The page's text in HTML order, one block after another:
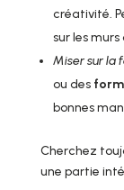
créativité.
sur les
Miser sur la
ou des
bonnes
Cherchez
une partie